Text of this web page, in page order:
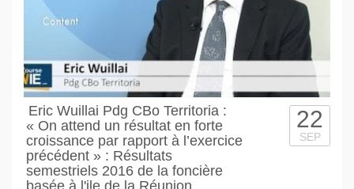
Eric Wuillai Pdg CBo Territoria :
« On attend un résultat en forte
croissance par rapport à l’exercice
précédent » : Résultats
semestriels 2016 de la foncière
basée à l'ile de la Réunion
22
SEP